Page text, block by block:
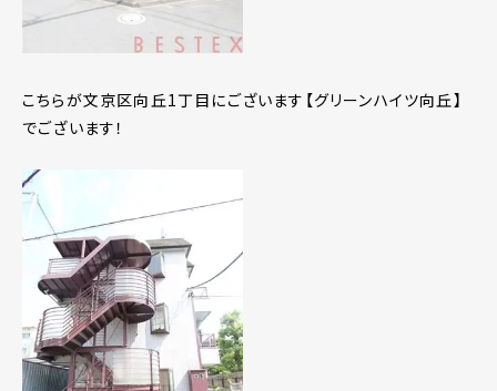
こちらが文京区向丘1丁目にございます【グリーンハイツ向丘】
でございます！